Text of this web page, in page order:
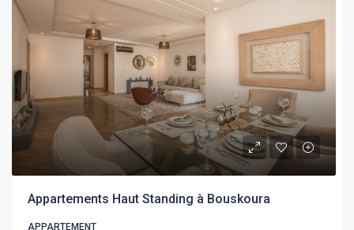
Appartements Haut Standing à Bouskoura
APPARTEMENT